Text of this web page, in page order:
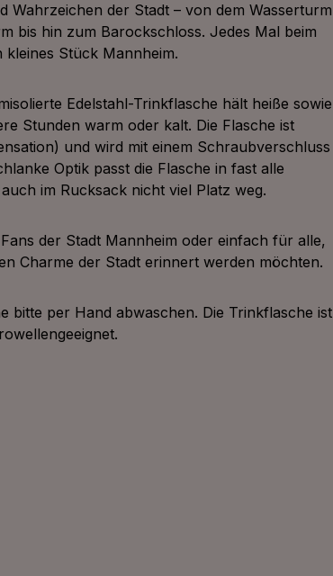
Wahrzeichen der Stadt – von dem Wasserturm
bis hin zum Barockschloss. Jedes Mal beim
Stück Mannheim.
Edelstahl-Trinkflasche hält heiße sowie
Stunden warm oder kalt. Die Flasche ist
und wird mit einem Schraubverschluss
Optik passt die Flasche in fast alle
im Rucksack nicht viel Platz weg.
der Stadt Mannheim oder einfach für alle,
Charme der Stadt erinnert werden möchten.
bitte per Hand abwaschen. Die Trinkflasche ist